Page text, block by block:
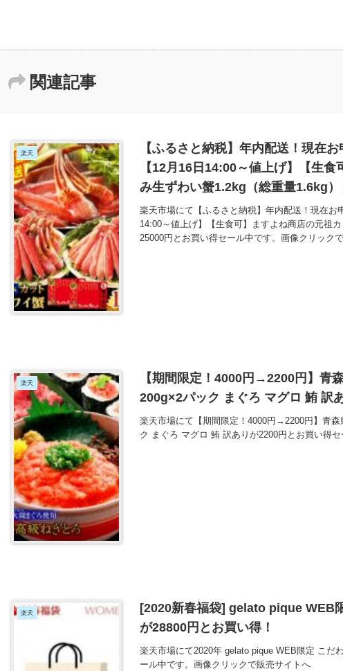
関連記事
楽天
【ふるさと納税】年内配送！現在
【12月16日14:00～値上げ】【生
み生ずわい蟹1.2kg（総重量1.6kg）
楽天市場にて【ふるさと納税】年内配送！現在お
14:00～値上げ】【生食可】ますよね商店の元祖
25000円とお買い得セール中です。画像クリック
楽天
【期間限定！4000円→2200円】青
200g×2パック まぐろ マグロ 鮪 訳
楽天市場にて【期間限定！4000円→2200円】青
ク まぐろ マグロ 鮪 訳ありが2200円とお買い得
楽天
[2020新春福袋] gelato pique WEB
が28800円とお買い得！
楽天市場にて2020年 gelato pique WEB限定 こだ
ール中です。画像クリックで販売サイトへ